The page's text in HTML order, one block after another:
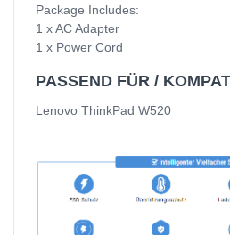
Package Includes:
1 x AC Adapter
1 x Power Cord
PASSEND FÜR /
Lenovo ThinkPad W520